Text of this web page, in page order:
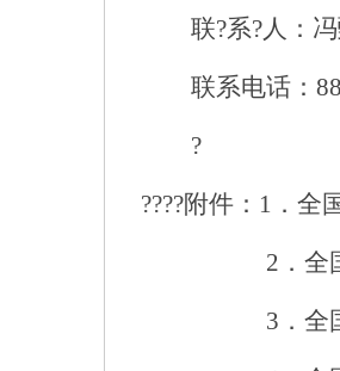
联?系?人：
联系电话：
?
????附件： 1 ． 全
2 ． 全
3 ． 全